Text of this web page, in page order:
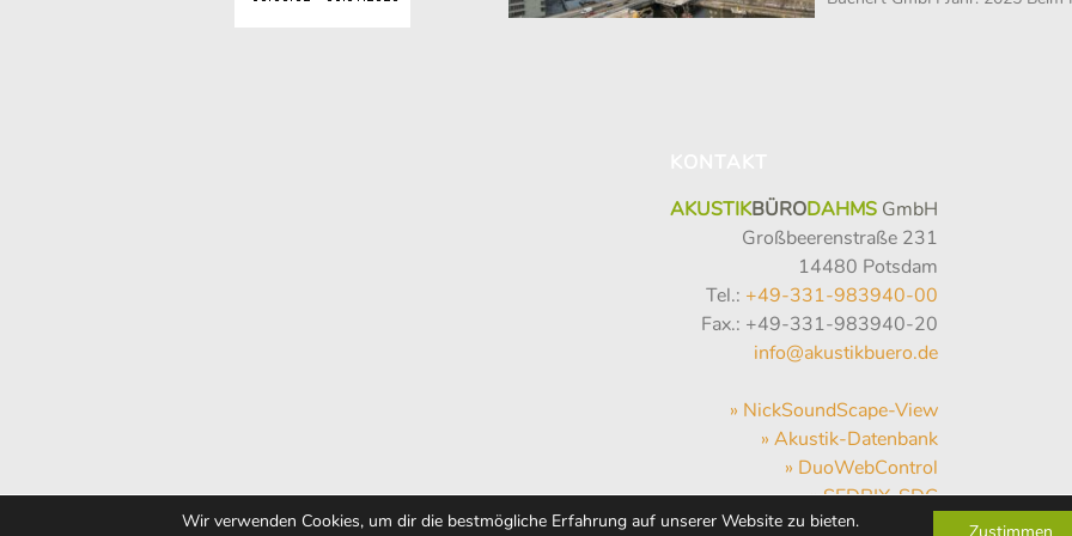
AKUSTIKBÜRODAHMS GmbH
Großbeerenstraße 231
14480 Potsdam
Tel.: +49-331-983940-00
Fax.: +49-331-983940-20
info@akustikbuero.de
» NickSoundScape-View
» Akustik-Datenbank
» DuoWebControl
» SEDRIX-SDC
» SVAN-NET
Wir verwenden Cookies, um dir die bestmögliche Erfahrung auf unserer Website zu bieten.